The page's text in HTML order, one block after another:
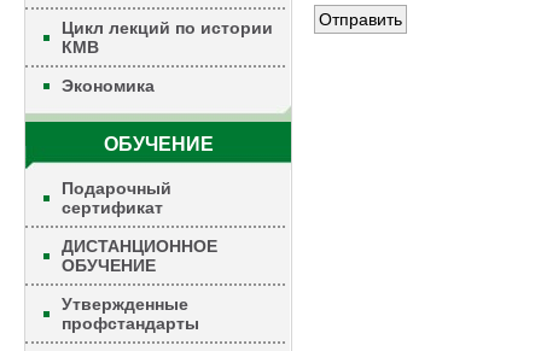
Цикл лекций по истории
КМВ
Экономика
ОБУЧЕНИЕ
Подарочный
сертификат
ДИСТАНЦИОННОЕ
ОБУЧЕНИЕ
Утвержденные
профстандарты